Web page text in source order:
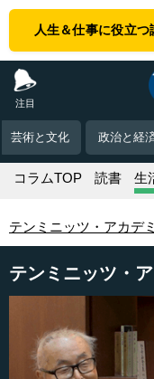
人生＆仕事に役立つ
注目
芸術と文化 政治と経
コラムTOP 読書 生
テンミニッツ・アカデ
テンミニッツ・